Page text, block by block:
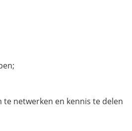
netwerken en kennis te delen